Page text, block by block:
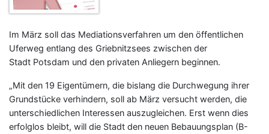
Im März soll das Mediationsverfahren um den öffentlichen
Uferweg entlang des Griebnitzsees zwischen der
Stadt Potsdam und den privaten Anliegern beginnen.
„Mit den 19 Eigentümern, die bislang die Durchwegung ihrer
Grundstücke verhindern, soll ab März versucht werden, die
unterschiedlichen Interessen auszugleichen. Erst wenn dies
erfolglos bleibt, will die Stadt den neuen Bebauungsplan (B-